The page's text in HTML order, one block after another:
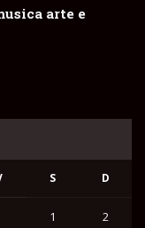
arte e
S D
1 2